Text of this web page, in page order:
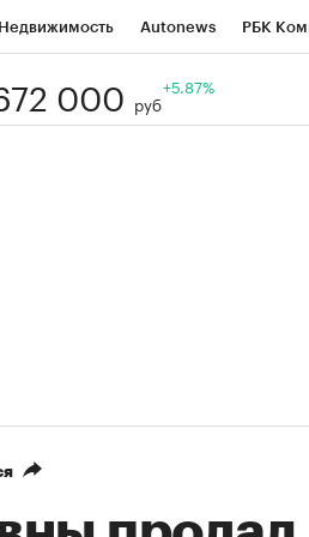
Недвижимость Autonews РБК
Визионеры
000 руб
+5.87%